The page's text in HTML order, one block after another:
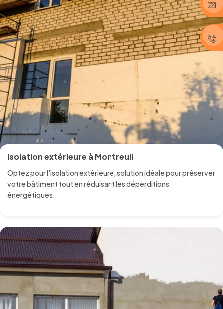
Isolation extérieure à Montreuil
Optez pour l'isolation extérieure, solution idéale pour préserver
votre bâtiment tout en réduisant les déperditions
énergétiques.